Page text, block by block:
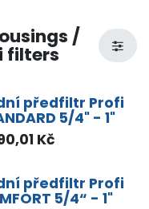
/
filters
předfiltr Profi
5/4" - 1"
Kč
předfiltr Profi
5/4“ - 1"